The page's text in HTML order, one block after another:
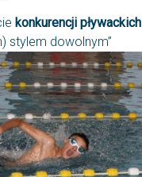
konkurencji pływackich
stylem dowolnym”